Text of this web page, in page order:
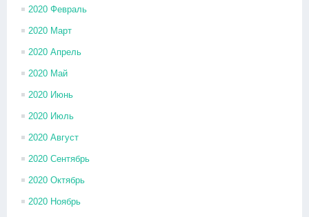
2020 Февраль
2020 Март
2020 Апрель
2020 Май
2020 Июнь
2020 Июль
2020 Август
2020 Сентябрь
2020 Октябрь
2020 Ноябрь